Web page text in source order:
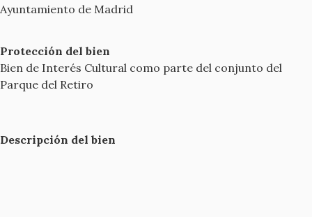
Ayuntamiento de Madrid
Protección del bien
Bien de Interés Cultural como parte del conjunto del
Parque del Retiro
Descripción del bien